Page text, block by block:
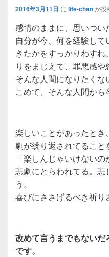
2016年3月11日 に life-chanが投
感情のままに、思いつい
自分が今、何を経験し
きたかをすっかりわす
りをまじえて、罪悪感や
そんな人間になりたく
こめて、そんな人間から
楽しいことがあったと
劇が繰り返されてること
「楽しんじゃいけないの
悲劇にとらわれてる。悲
う。
喜びにささげるべき祈り
改めて言うまでもない
です。